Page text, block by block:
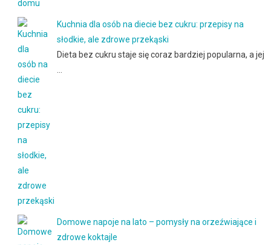
Kuchnia dla osób na diecie bez cukru: przepisy na
słodkie, ale zdrowe przekąski
Dieta bez cukru staje się coraz bardziej popularna, a jej
Domowe napoje na lato – pomysły na orzeźwiające i
zdrowe koktajle